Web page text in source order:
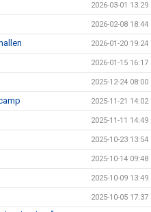
2026-03-01 13:29
2026-02-08 18:44
2026-01-20 19:24
2026-01-15 16:17
2025-12-24 08:00
2025-11-21 14:02
2025-11-11 14:49
2025-10-23 13:54
2025-10-14 09:48
2025-10-09 13:49
2025-10-05 17:37